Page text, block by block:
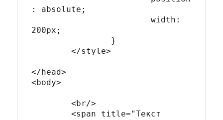
: absolute;
			width:
200px;
	</style>
</head>
<body>
	<br/>
	<span title="Текст